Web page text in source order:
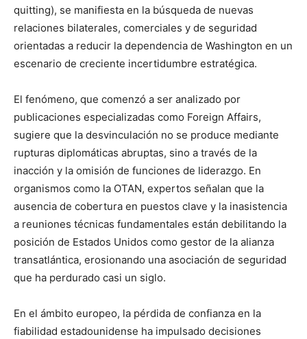
quitting), se manifiesta en la búsqueda de nuevas
relaciones bilaterales, comerciales y de seguridad
orientadas a reducir la dependencia de Washington en un
escenario de creciente incertidumbre estratégica.
El fenómeno, que comenzó a ser analizado por
publicaciones especializadas como Foreign Affairs,
sugiere que la desvinculación no se produce mediante
rupturas diplomáticas abruptas, sino a través de la
inacción y la omisión de funciones de liderazgo. En
organismos como la OTAN, expertos señalan que la
ausencia de cobertura en puestos clave y la inasistencia
a reuniones técnicas fundamentales están debilitando la
posición de Estados Unidos como gestor de la alianza
transatlántica, erosionando una asociación de seguridad
que ha perdurado casi un siglo.
En el ámbito europeo, la pérdida de confianza en la
fiabilidad estadounidense ha impulsado decisiones